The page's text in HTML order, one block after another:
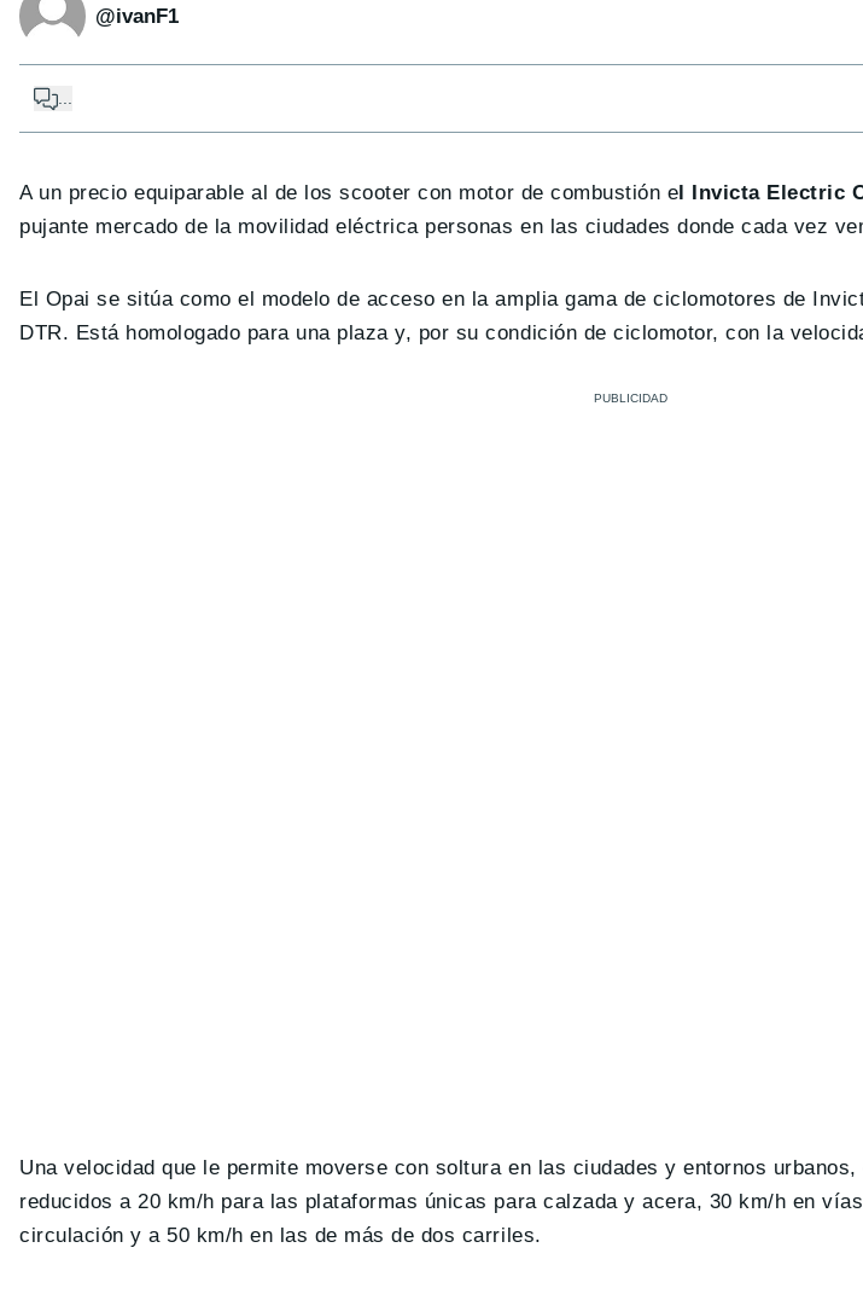
@ivanF1
...
A un precio equiparable al de los scooter con motor de combustión e l Invicta Electric
pujante mercado de la movilidad eléctrica personas en las ciudades donde cada vez
El Opai se sitúa como el modelo de acceso en la amplia gama de ciclomotores de
DTR. Está homologado para una plaza y, por su condición de ciclomotor, con la
Una velocidad que le permite moverse con soltura en las ciudades y entornos
reducidos a 20 km/h para las plataformas únicas para calzada y acera, 30 km/h en
circulación y a 50 km/h en las de más de dos carriles.